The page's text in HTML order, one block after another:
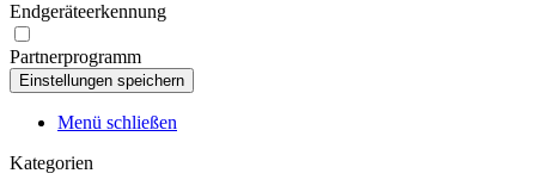
Endgeräteerkennung
Partnerprogramm
Menü schließen
Kategorien